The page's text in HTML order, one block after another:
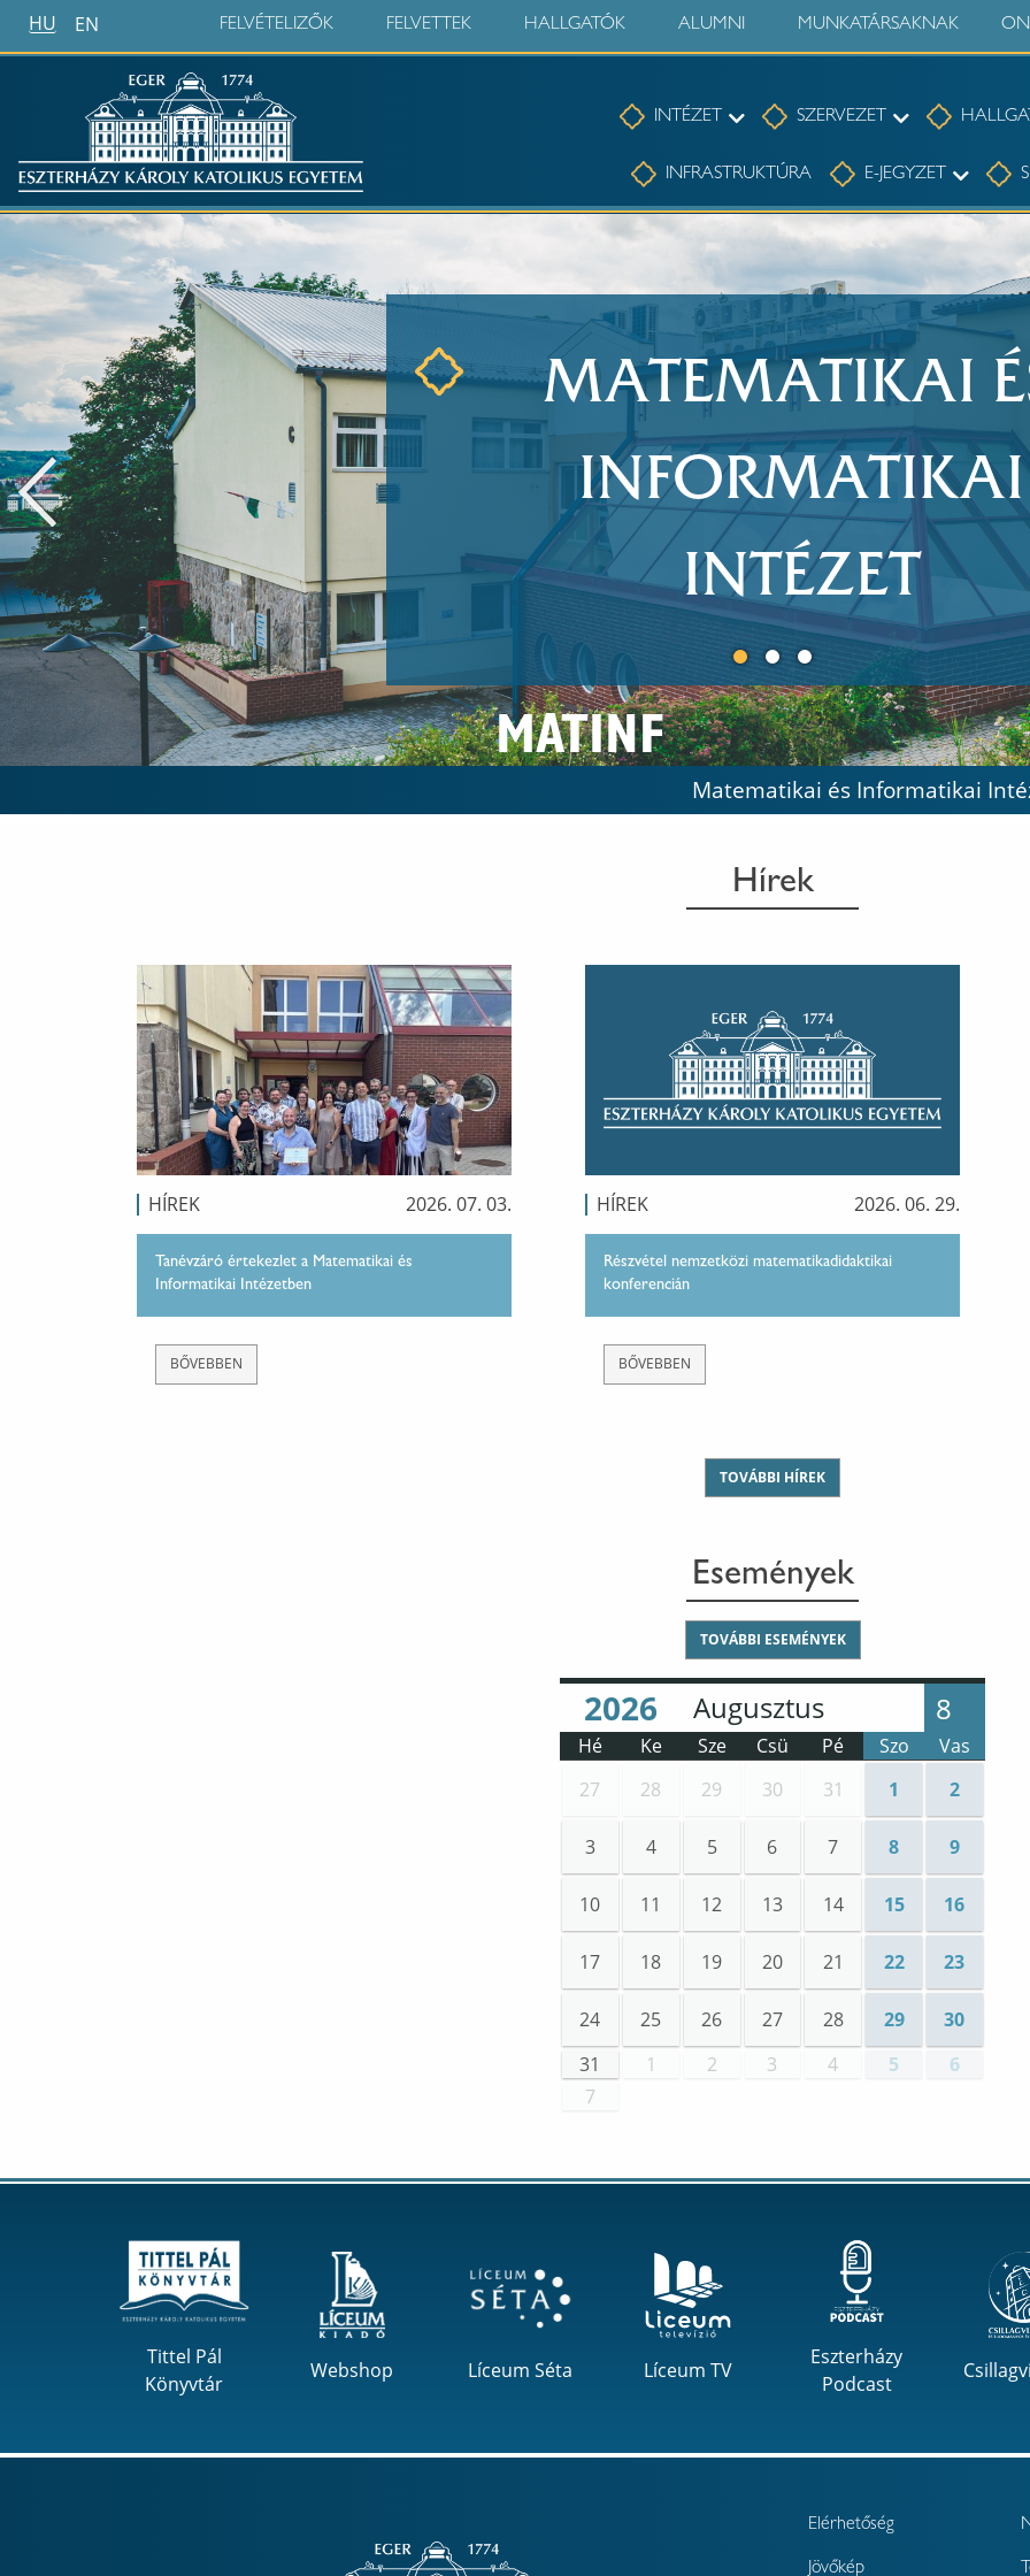
HU EN FELVÉTELIZŐK FELVETTEK HALLGATÓK ALUMNI MUNKATÁRSAKNAK
INTÉZET Intézet SZERVEZET Szervezet
INFRASTRUKTÚRA E-JEGYZET E-
MATEMATIKAI
INFORMATIKAI
INTÉZET
MATINF
Matematikai és Informatikai
Hírek
HÍREK 2026. 07. 03.
Tanévzáró értekezlet a Matematikai és
Informatikai Intézetben
BŐVEBBEN
HÍREK 2026. 06. 29.
Részvétel nemzetközi matematikadidaktikai
konferencián
BŐVEBBEN
TOVÁBBI HÍREK
Események
TOVÁBBI ESEMÉNYEK
Hónap: 8
Hé Ke Sze Csü Pé Szo
Vas
27
28 29 30 31 1 2
3 4 5 6 7 8 9
10 11 12 13 14 15 16
17 18 19 20 21 22 23
24 25 26 27 28 29
30
31
1 2 3 4 5
6
7
Tittel Pál
Könyvtár
Webshop Líceum Séta Líceum TV
Eszterházy
Podcast
Elérhetőség
Jövőkép